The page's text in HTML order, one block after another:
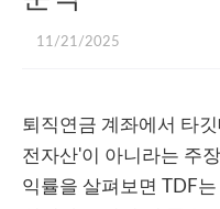
11/21/2025
퇴직연금 계좌에서 타
전자산'이 아니라는 주
익률을 살펴보면 TDF